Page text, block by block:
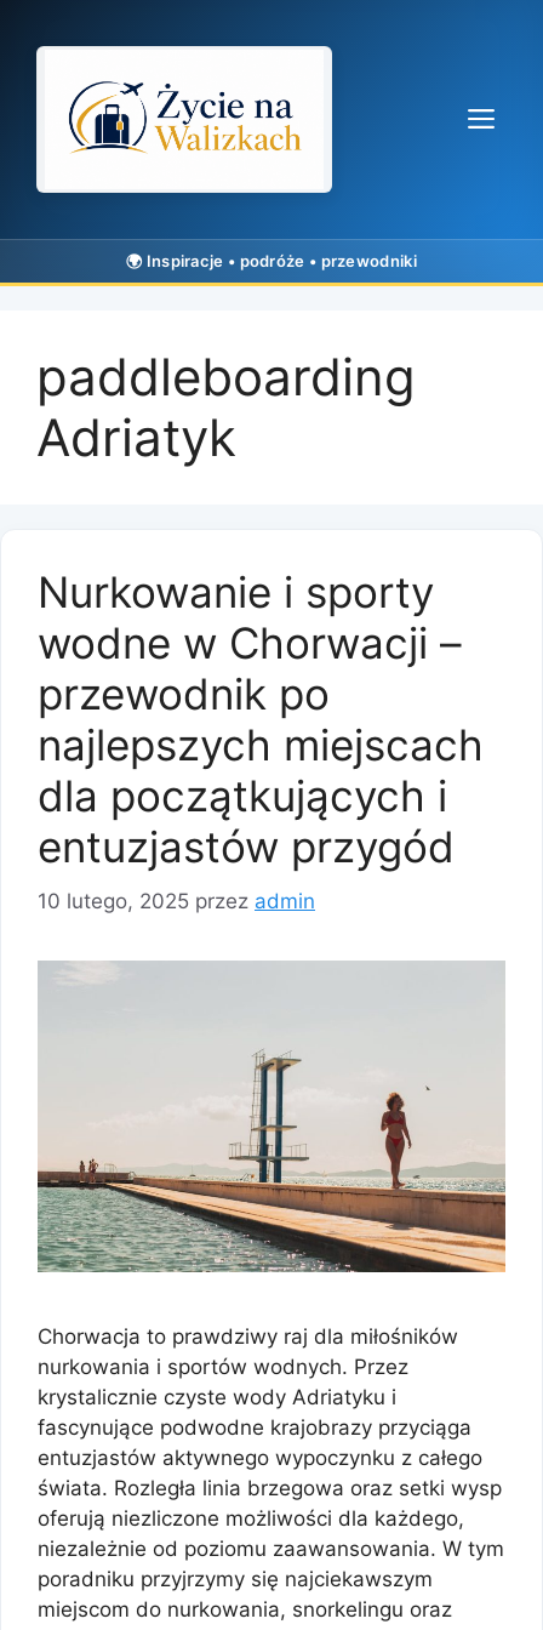
paddleboarding
Adriatyk
Nurkowanie i sporty
wodne w Chorwacji –
przewodnik po
najlepszych miejscach
dla początkujących i
entuzjastów przygód
10 lutego, 2025 przez admin
Chorwacja to prawdziwy raj dla miłośników
nurkowania i sportów wodnych. Przez
krystalicznie czyste wody Adriatyku i
fascynujące podwodne krajobrazy przyciąga
entuzjastów aktywnego wypoczynku z całego
świata. Rozległa linia brzegowa oraz setki wysp
oferują niezliczone możliwości dla każdego,
niezależnie od poziomu zaawansowania. W tym
poradniku przyjrzymy się najciekawszym
miejscom do nurkowania, snorkelingu oraz